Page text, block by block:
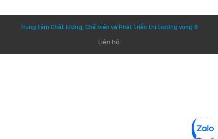
Trung tâm Chất lượng, Chế biến và Phát triển thị trường vùng 6
Liên hệ